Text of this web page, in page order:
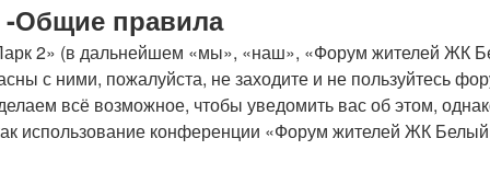
Общие правила
2» (в дальнейшем «мы», «наш», «Форум жителей ЖК
с ними, пожалуйста, не заходите и не пользуйтесь
всё возможное, чтобы уведомить вас об этом,
использование конференции «Форум жителей ЖК